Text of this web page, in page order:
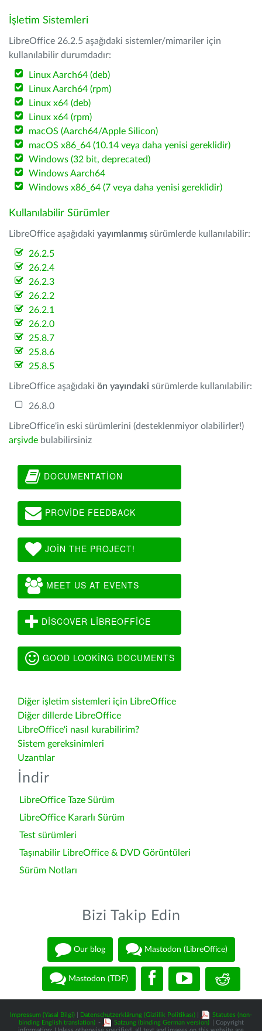
İşletim Sistemleri
LibreOffice 26.2.5 aşağıdaki sistemler/mimariler için
kullanılabilir durumdadır:
Linux Aarch64 (deb)
Linux Aarch64 (rpm)
Linux x64 (deb)
Linux x64 (rpm)
macOS (Aarch64/Apple Silicon)
macOS x86_64 (10.14 veya daha yenisi gereklidir)
Windows (32 bit, deprecated)
Windows Aarch64
Windows x86_64 (7 veya daha yenisi gereklidir)
Kullanılabilir Sürümler
LibreOffice aşağıdaki yayımlanmış sürümlerde kullanılabilir:
26.2.5
26.2.4
26.2.3
26.2.2
26.2.1
26.2.0
25.8.7
25.8.6
25.8.5
LibreOffice aşağıdaki ön yayındaki sürümlerde kullanılabilir:
26.8.0
LibreOffice'in eski sürümlerini (desteklenmiyor olabilirler!)
arşivde bulabilirsiniz
DOCUMENTATION
PROVIDE FEEDBACK
JOIN THE PROJECT!
MEET US AT EVENTS
DISCOVER LIBREOFFICE
GOOD LOOKING DOCUMENTS
Diğer işletim sistemleri için LibreOffice
Diğer dillerde LibreOffice
LibreOffice'i nasıl kurabilirim?
Sistem gereksinimleri
Uzantılar
İndir
LibreOffice Taze Sürüm
LibreOffice Kararlı Sürüm
Test sürümleri
Taşınabilir LibreOffice & DVD Görüntüleri
Sürüm Notları
Bizi Takip Edin
Our blog Mastodon (LibreOffice)
Mastodon (TDF)
Impressum (Yasal Bilgi) Datenschutzerklärung (Gizlilik Politikası)
Statutes (non-
binding English translation) - Satzung (binding German version)
| Copyright